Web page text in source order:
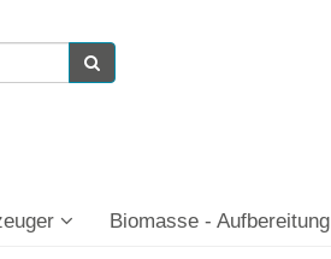
Biomasse - Aufbereitung